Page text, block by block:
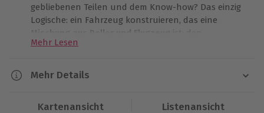
gebliebenen Teilen und dem Know-how? Das einzig
Logische: ein Fahrzeug konstruieren, das eine
Mischung aus Roller und Flugzeug
ist: den
Messerschmitt KR 201 Roadster. Jetzt kannst Du mit
wartet auf Dich.
Fahrzeuge bekannt. In Hannover ist einer von ihnen.
Mehr Lesen
Mehr Details
Kartenansicht Listenansicht